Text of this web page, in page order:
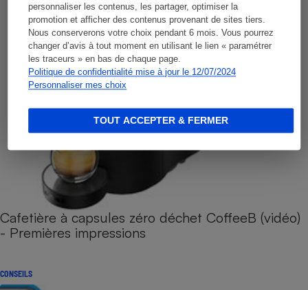
personnaliser les contenus, les partager, optimiser la
promotion et afficher des contenus provenant de sites tiers.
Nous conserverons votre choix pendant 6 mois. Vous pourrez
changer d’avis à tout moment en utilisant le lien « paramétrer
les traceurs » en bas de chaque page.
Politique de confidentialité mise à jour le 12/07/2024
Personnaliser mes choix
TOUT ACCEPTER & FERMER
Cafetière à capsules zéro déchet CoffeeB (vidéo)
- Premières impressions
CONSEILS